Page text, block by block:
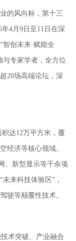
的风向标，第十三
4月9日至11日‌在深
创未来·赋能全
与专家学者，全方位
20场高端论坛‌，深
达12万平方米，覆
经济等核心领域。
、新型显示等千余项
来科技体验区”，
驶等颠覆性技术。
术突破、产业融合